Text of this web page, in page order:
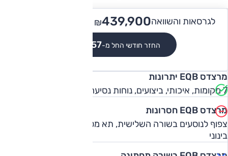
לגרסאות והשוואה ₪439,900 -
החזר חודשי החל מ-₪4,057
מרצדס EQB יתרונות
7 מקומות, איכותי, ביצועים, נוחות נסיעה
מרצדס EQB חסרונות
צפוף לנוסעים בשורה השלישית, תא מטען בתפוסה מלאה, טווח
בינוני